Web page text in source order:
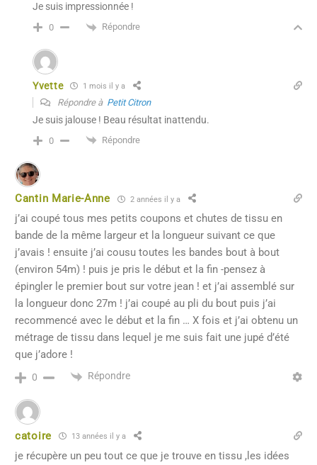
Je suis impressionnée !
0 Répondre
Yvette 1 mois il y a
Répondre à Petit Citron
Je suis jalouse ! Beau résultat inattendu.
0 Répondre
Cantin Marie-Anne 2 années il y a
j’ai coupé tous mes petits coupons et chutes de tissu en
bande de la même largeur et la longueur suivant ce que
j’avais ! ensuite j’ai cousu toutes les bandes bout à bout
(environ 54m) ! puis je pris le début et la fin -pensez à
épingler le premier bout sur votre jean ! et j’ai assemblé sur
la longueur donc 27m ! j’ai coupé au pli du bout puis j’ai
recommencé avec le début et la fin … X fois et j’ai obtenu un
métrage de tissu dans lequel je me suis fait une jupé d’été
que j’adore !
0 Répondre
catoire 13 années il y a
je récupère un peu tout ce que je trouve en tissu ,les idées